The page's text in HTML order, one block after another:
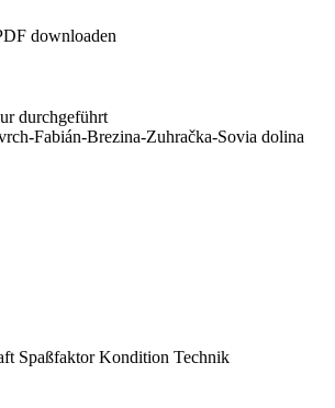
downloaden
durchgeführt
Fabián-Brezina-Zuhračka-Sovia dolina
Spaßfaktor Kondition Technik